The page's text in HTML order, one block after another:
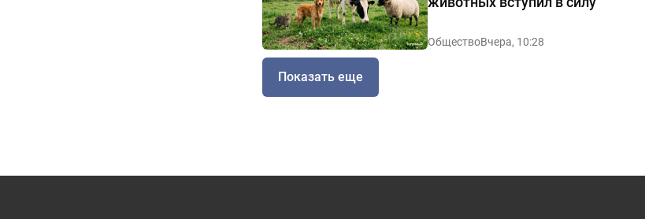
ОбществоВчера, 10:28
Показать еще